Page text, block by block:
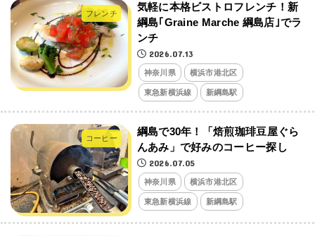
フレンチ
気軽に本格ビストロフレンチ！新
綱島｢Graine Marche 綱島店｣でラ
ンチ
2026.07.13
神奈川県 横浜市港北区
東急新横浜線 新綱島駅
コーヒー
綱島で30年！「焙煎珈琲豆屋ぐら
んあみ」で好みのコーヒー探し
2026.07.05
神奈川県 横浜市港北区
東急新横浜線 新綱島駅